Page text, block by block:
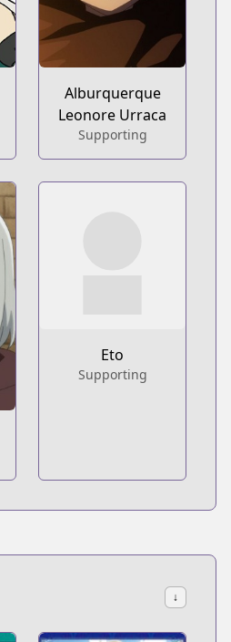
Alburquerque
Leonore Urraca
Supporting
Eto
Supporting
↓